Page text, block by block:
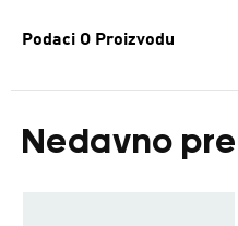
Podaci O Proizvodu
Nedavno